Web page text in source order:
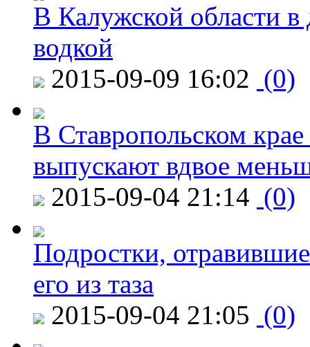
В Калужской области в
водкой
2015-09-09 16:02 (0)
В Ставропольском
выпускают вдвое
2015-09-04 21:14 (0)
Подростки,
его из таза
2015-09-04 21:05 (0)